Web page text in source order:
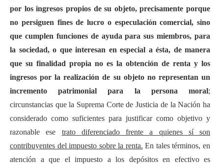
por los ingresos propios de su objeto, precisamente porque
no persiguen fines de lucro o especulación comercial, sino
que cumplen funciones de ayuda para sus miembros, para
la sociedad, o que interesan en especial a ésta, de manera
que su finalidad propia no es la obtención de renta y los
ingresos por la realización de su objeto no representan un
incremento patrimonial para la persona moral;
circunstancias que la Suprema Corte de Justicia de la Nación ha
considerado como suficientes para justificar como objetivo y
razonable ese trato diferenciado frente a quienes sí son
contribuyentes del impuesto sobre la renta. En tales términos, en
atención a que el impuesto a los depósitos en efectivo es